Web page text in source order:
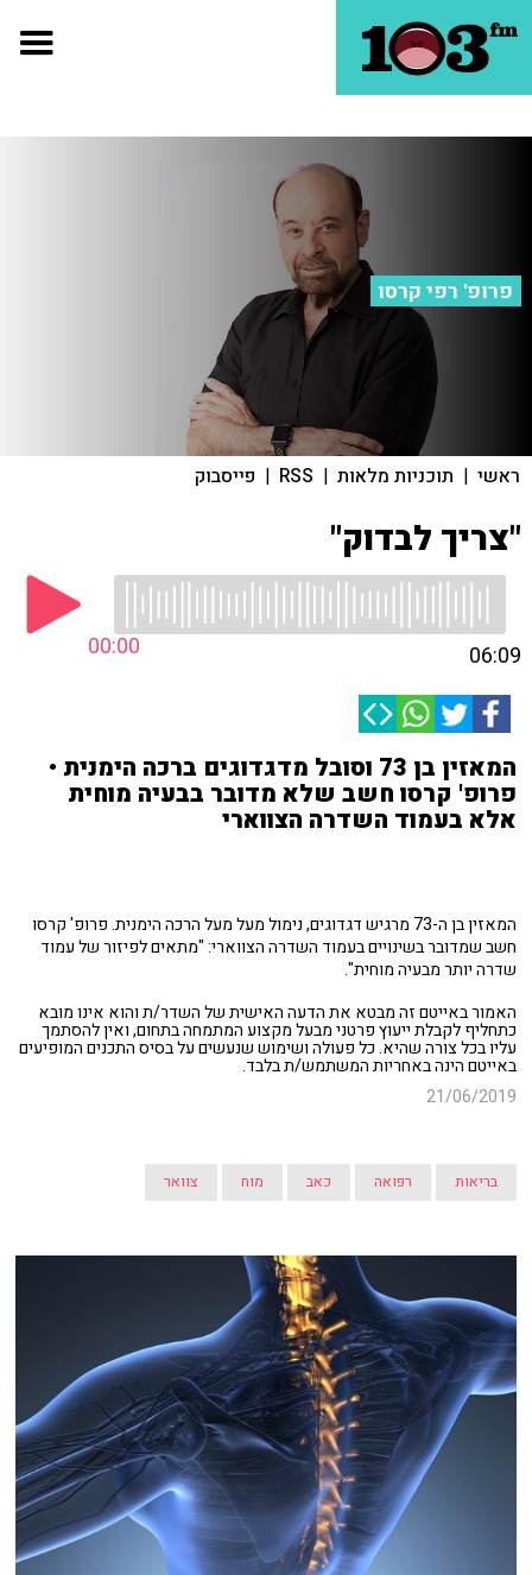
פרופ' רפי קרסו
ראשי | תוכניות מלאות |
RSS
| פייסבוק
"צריך לבדוק"
00:00 06:09
המאזין בן 73 וסובל מדגדוגים ברכה הימנית •
פרופ' קרסו חשב שלא מדובר בבעיה מוחית
אלא בעמוד השדרה הצווארי
המאזין בן ה-73 מרגיש דגדוגים, נימול מעל מעל הרכה הימנית. פרופ' קרסו
חשב שמדובר בשינויים בעמוד השדרה הצווארי: "מתאים לפיזור של עמוד
שדרה יותר מבעיה מוחית".
האמור באייטם זה מבטא את הדעה האישית של השדר/ת והוא אינו מובא
כתחליף לקבלת ייעוץ פרטני מבעל מקצוע המתמחה בתחום, ואין להסתמך
עליו בכל צורה שהיא. כל פעולה ושימוש שנעשים על בסיס התכנים המופיעים
באייטם הינה באחריות המשתמש/ת בלבד.
21/06/2019
בריאות רפואה כאב מוח צוואר